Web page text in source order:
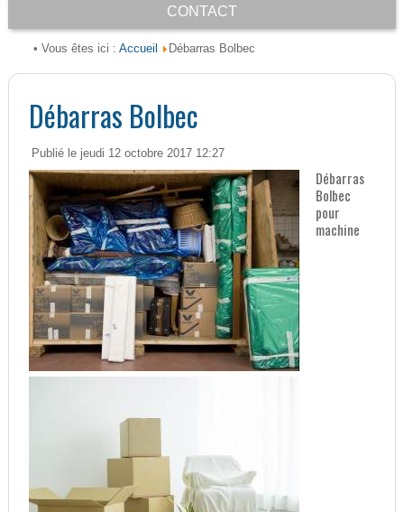
CONTACT
• Vous êtes ici : Accueil Débarras Bolbec
Débarras Bolbec
Publié le jeudi 12 octobre 2017 12:27
Débarras
Bolbec
pour
machine